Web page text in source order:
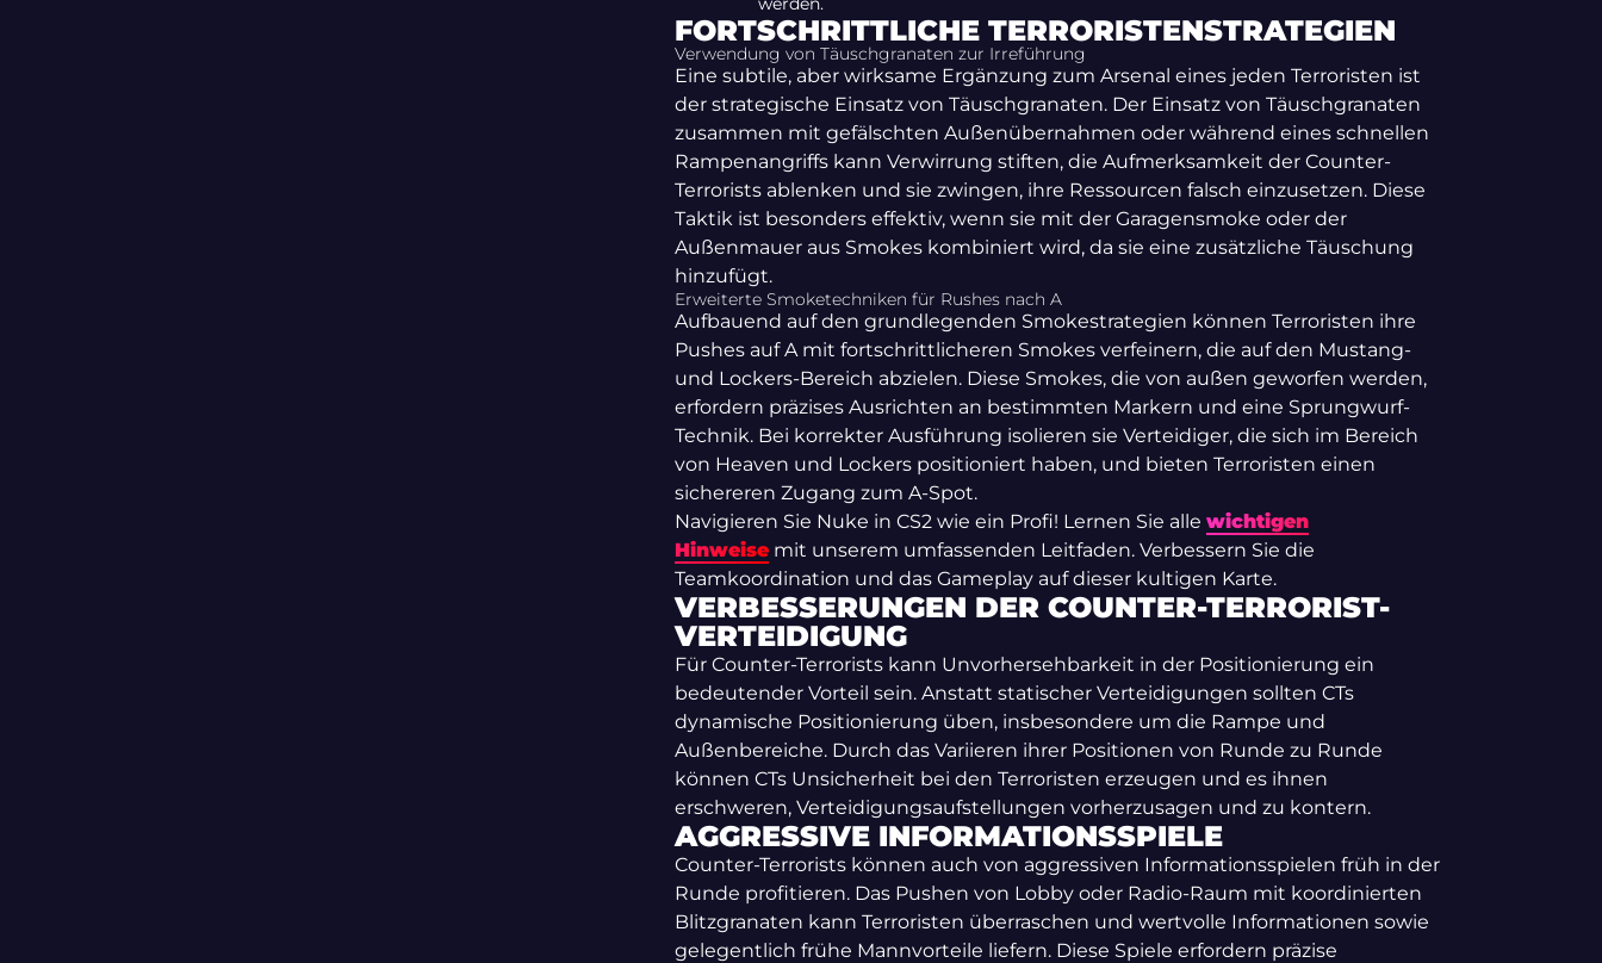
FORTSCHRITTLICHE TERRORISTENSTRATEGIEN
Verwendung von Täuschgranaten zur Irreführung
Eine subtile, aber wirksame Ergänzung zum Arsenal eines jeden Terroristen ist
der strategische Einsatz von Täuschgranaten. Der Einsatz von Täuschgranaten
zusammen mit gefälschten Außenübernahmen oder während eines schnellen
Rampenangriffs kann Verwirrung stiften, die Aufmerksamkeit der Counter-
Terrorists ablenken und sie zwingen, ihre Ressourcen falsch einzusetzen. Diese
Taktik ist besonders effektiv, wenn sie mit der Garagensmoke oder der
Außenmauer aus Smokes kombiniert wird, da sie eine zusätzliche Täuschung
hinzufügt.
Erweiterte Smoketechniken für Rushes nach A
Aufbauend auf den grundlegenden Smokestrategien können Terroristen ihre
Pushes auf A mit fortschrittlicheren Smokes verfeinern, die auf den Mustang-
und Lockers-Bereich abzielen. Diese Smokes, die von außen geworfen werden,
erfordern präzises Ausrichten an bestimmten Markern und eine Sprungwurf-
Technik. Bei korrekter Ausführung isolieren sie Verteidiger, die sich im Bereich
von Heaven und Lockers positioniert haben, und bieten Terroristen einen
sichereren Zugang zum A-Spot.
Navigieren Sie Nuke in CS2 wie ein Profi! Lernen Sie alle wichtigen
Hinweisemit unserem umfassenden Leitfaden. Verbessern Sie die
Teamkoordination und das Gameplay auf dieser kultigen Karte.
VERBESSERUNGEN DER COUNTER-TERRORIST-
VERTEIDIGUNG
Für Counter-Terrorists kann Unvorhersehbarkeit in der Positionierung ein
bedeutender Vorteil sein. Anstatt statischer Verteidigungen sollten CTs
dynamische Positionierung üben, insbesondere um die Rampe und
Außenbereiche. Durch das Variieren ihrer Positionen von Runde zu Runde
können CTs Unsicherheit bei den Terroristen erzeugen und es ihnen
erschweren, Verteidigungsaufstellungen vorherzusagen und zu kontern.
AGGRESSIVE INFORMATIONSSPIELE
Counter-Terrorists können auch von aggressiven Informationsspielen früh in der
Runde profitieren. Das Pushen von Lobby oder Radio-Raum mit koordinierten
Blitzgranaten kann Terroristen überraschen und wertvolle Informationen sowie
gelegentlich frühe Mannvorteile liefern. Diese Spiele erfordern präzise